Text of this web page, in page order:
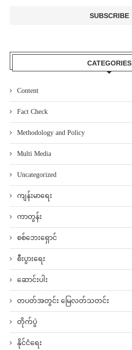
CATEGORIES
Content
Fact Check
Methodology and Policy
Multi Media
Uncategorized
ကျန်းမာရေး
ကာတွန်း
စစ်ဘေးရှောင်
စီးပွားရေး
ဆောင်းပါး
တပတ်အတွင်း မြေလတ်သတင်း
တိုက်ပွဲ
နိုင်ငံရေး